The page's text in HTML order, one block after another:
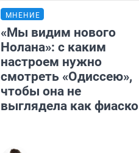
МНЕНИЕ
«Мы видим нового
Нолана»: с каким
настроем нужно
смотреть «Одиссею»,
чтобы она не
выглядела как фиаско